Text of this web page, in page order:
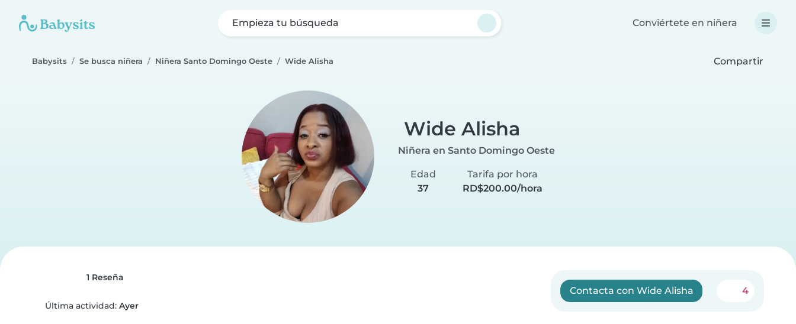
Empieza tu búsqueda Conviértete en niñera
Babysits Se busca niñera Niñera Santo Domingo Oeste Wide Alisha Compartir
Wide Alisha
Niñera en Santo Domingo Oeste
Edad
37
Tarifa por hora
RD$200.00/hora
1 Reseña
Última actividad: Ayer
Contacta con Wide Alisha 4